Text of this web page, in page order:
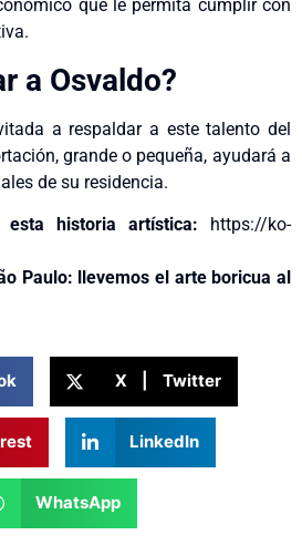
que le permita cumplir con
a Osvaldo?
a respaldar a este talento del
grande o pequeña, ayudará a
de su residencia.
historia artística: https://ko-
Paulo: llevemos el arte boricua al
X | Twitter
LinkedIn
WhatsApp